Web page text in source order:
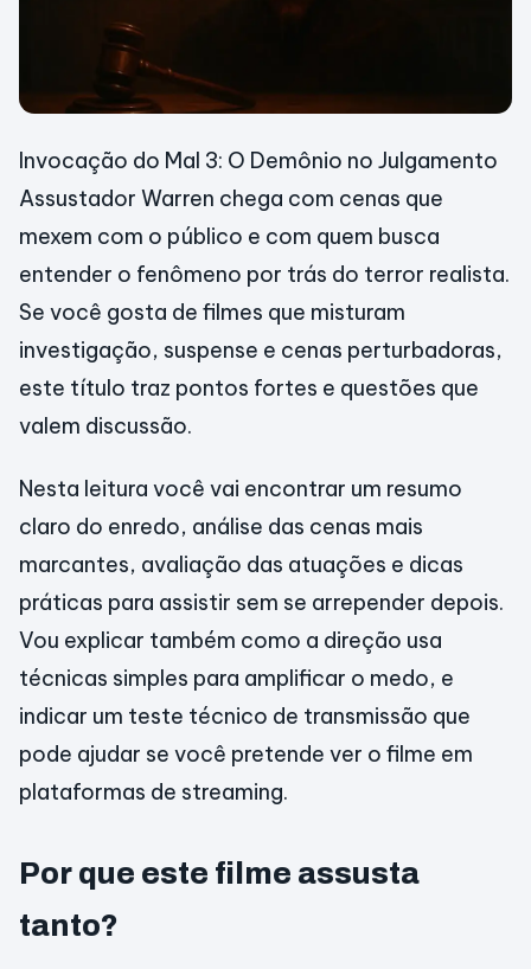
Invocação do Mal 3: O Demônio no Julgamento
Assustador Warren chega com cenas que
mexem com o público e com quem busca
entender o fenômeno por trás do terror realista.
Se você gosta de filmes que misturam
investigação, suspense e cenas perturbadoras,
este título traz pontos fortes e questões que
valem discussão.
Nesta leitura você vai encontrar um resumo
claro do enredo, análise das cenas mais
marcantes, avaliação das atuações e dicas
práticas para assistir sem se arrepender depois.
Vou explicar também como a direção usa
técnicas simples para amplificar o medo, e
indicar um teste técnico de transmissão que
pode ajudar se você pretende ver o filme em
plataformas de streaming.
Por que este filme assusta
tanto?